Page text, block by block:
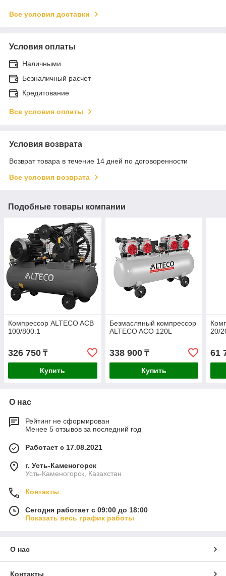
Все условия доставки
Условия оплаты
Наличными
Безналичный расчет
Кредитование
Все условия оплаты
Условия возврата
Возврат товара в течение 14 дней по договоренности
Все условия возврата
Подобные товары компании
Компрессор ALTECO ACB
100/800.1
326 750 ₸
Купить
Безмасляный компрессор
ALTECO ACO 120L
338 900₸
Купить
20/
61
О нас
Рейтинг не сформирован
Менее 5 отзывов за последний год
Работает с 17.08.2021
г. Усть-Каменогорск
Усть-Каменогорск, Казахстан
Контакты
Сегодня работает с 09:00 до 18:00
Показать весь график работы
О нас
Контакты